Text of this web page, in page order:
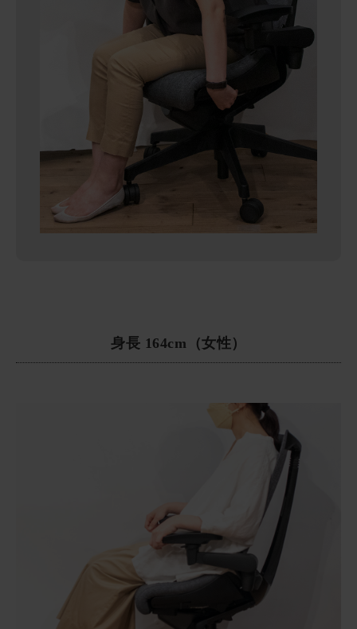
身長 164cm（女性）